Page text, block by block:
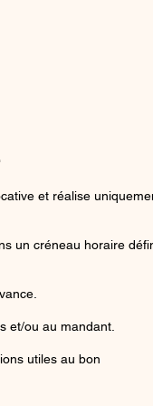
et réalise
un créneau horaire
et/ou au mandant.
utiles au bon